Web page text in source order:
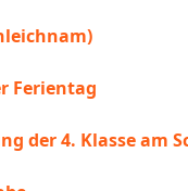
Ferientag
der 4. Klasse am